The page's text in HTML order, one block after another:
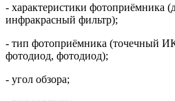
- характеристики фотоприёмника
инфракрасный фильтр);
- тип фотоприёмника (точечный
фотодиод, фотодиод);
- угол обзора;